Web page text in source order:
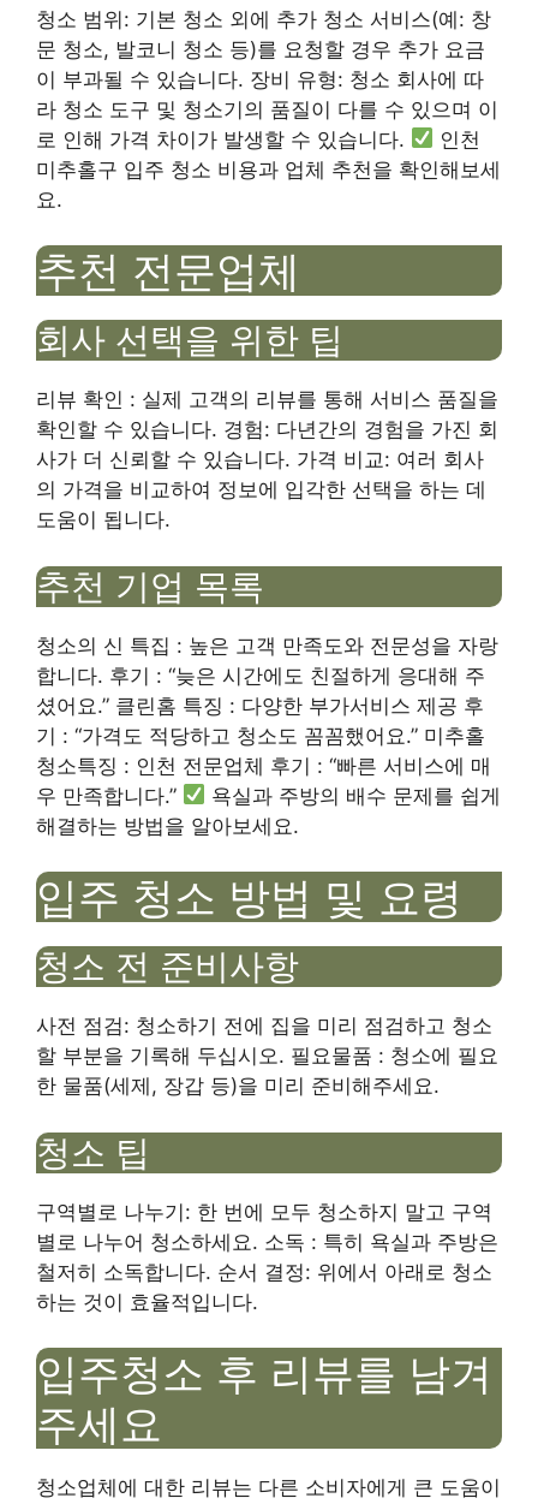
청소 범위: 기본 청소 외에 추가 청소 서비스(예: 창
문 청소, 발코니 청소 등)를 요청할 경우 추가 요금
이 부과될 수 있습니다. 장비 유형: 청소 회사에 따
라 청소 도구 및 청소기의 품질이 다를 수 있으며 이
로 인해 가격 차이가 발생할 수 있습니다.
인천
미추홀구 입주 청소 비용과 업체 추천을 확인해보세
요.
추천 전문업체
회사 선택을 위한 팁
리뷰 확인 : 실제 고객의 리뷰를 통해 서비스 품질을
확인할 수 있습니다. 경험: 다년간의 경험을 가진 회
사가 더 신뢰할 수 있습니다. 가격 비교: 여러 회사
의 가격을 비교하여 정보에 입각한 선택을 하는 데
도움이 됩니다.
추천 기업 목록
청소의 신 특집 : 높은 고객 만족도와 전문성을 자랑
합니다. 후기 : “늦은 시간에도 친절하게 응대해 주
셨어요.” 클린홈 특징 : 다양한 부가서비스 제공 후
기 : “가격도 적당하고 청소도 꼼꼼했어요.” 미추홀
청소특징 : 인천 전문업체 후기 : “빠른 서비스에 매
우 만족합니다.”
욕실과 주방의 배수 문제를 쉽게
해결하는 방법을 알아보세요.
입주 청소 방법 및 요령
청소 전 준비사항
사전 점검: 청소하기 전에 집을 미리 점검하고 청소
할 부분을 기록해 두십시오. 필요물품 : 청소에 필요
한 물품(세제, 장갑 등)을 미리 준비해주세요.
청소 팁
구역별로 나누기: 한 번에 모두 청소하지 말고 구역
별로 나누어 청소하세요. 소독 : 특히 욕실과 주방은
철저히 소독합니다. 순서 결정: 위에서 아래로 청소
하는 것이 효율적입니다.
입주청소 후 리뷰를 남겨
주세요
청소업체에 대한 리뷰는 다른 소비자에게 큰 도움이